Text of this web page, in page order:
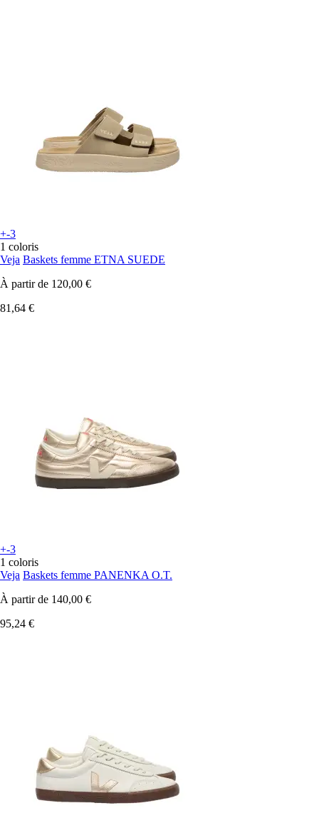
+-3
1 coloris
Veja Baskets femme ETNA SUEDE
À partir de 120,00 €
81,64 €
+-3
1 coloris
Veja Baskets femme PANENKA O.T.
À partir de 140,00 €
95,24 €